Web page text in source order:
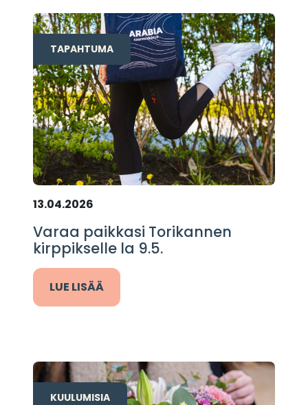
TAPAHTUMA
13.04.2026
Varaa paikkasi Torikannen
kirppikselle la 9.5.
LUE LISÄÄ
KUULUMISIA